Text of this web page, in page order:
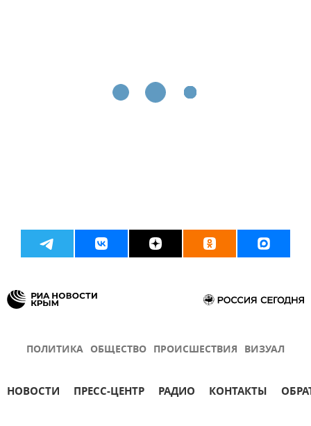
ПОЛИТИКА ОБЩЕСТВО ПРОИСШЕСТВИЯ ВИЗУАЛ
НОВОСТИ ПРЕСС-ЦЕНТР РАДИО КОНТАКТЫ